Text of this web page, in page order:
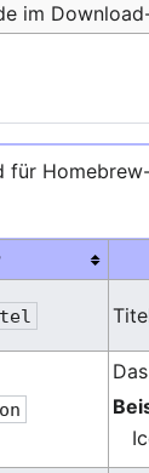
im
für